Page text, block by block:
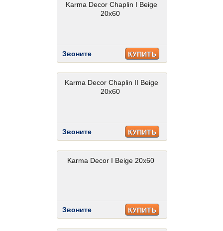
Karma Decor Chaplin I Beige
20x60
Звоните КУПИТЬ
Karma Decor Chaplin II Beige
20x60
Звоните КУПИТЬ
Karma Decor I Beige 20x60
Звоните КУПИТЬ